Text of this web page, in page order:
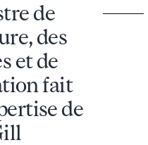
de
des
et de
fait
de